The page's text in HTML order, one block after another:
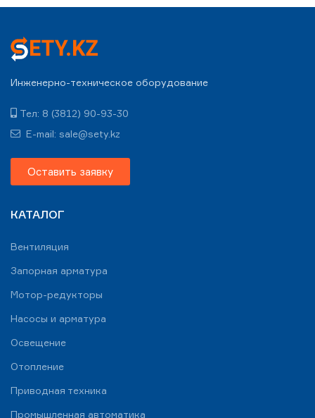
Инженерно-техническое оборудование
Тел: 8 (3812) 90-93-30
E-mail: sale@sety.kz
Оставить заявку
КАТАЛОГ
Вентиляция
Запорная арматура
Мотор-редукторы
Насосы и арматура
Освещение
Отопление
Приводная техника
Промышленная автоматика